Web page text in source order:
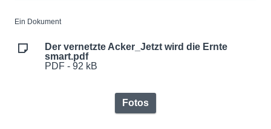
Ein Dokument
Der vernetzte Acker_Jetzt wird die Ernte
smart.pdf
PDF - 92 kB
Fotos